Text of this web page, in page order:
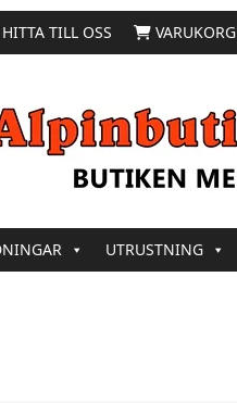
HITTA TILL OSS VARUKORG
UTRUSTNING